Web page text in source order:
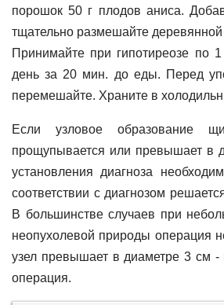
порошок 50 г плодов аниса.
тщательно размешайте
Принимайте при гипотиреозе по
день за 20 мин. до еды. Перед
перемешайте. Храните в
Если узловое образование
прощупывается или превышает в
установления диагноза
соответствии с диагнозом
В большинстве случаев при
неопухолевой природы операция
узел превышает в диаметре 3 см -
операция.